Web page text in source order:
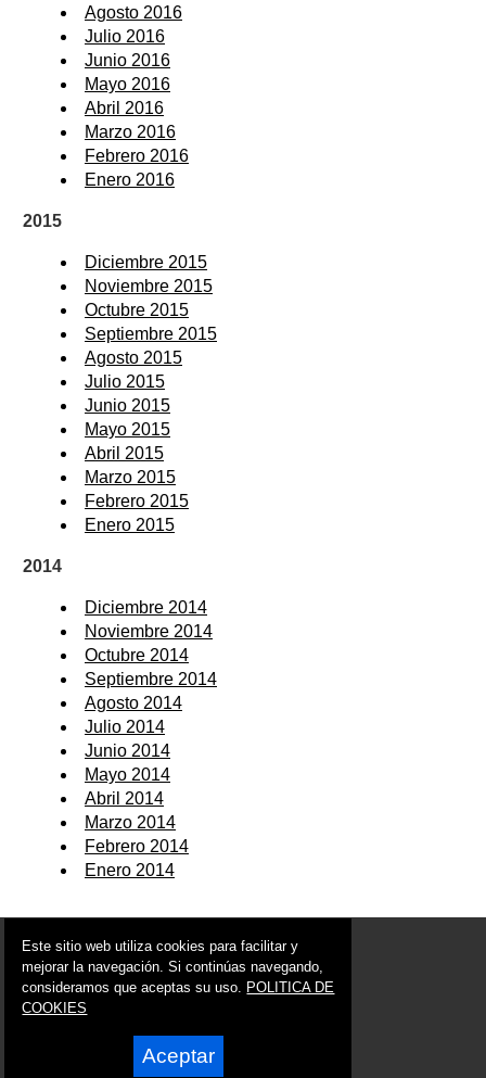
Agosto 2016
Julio 2016
Junio 2016
Mayo 2016
Abril 2016
Marzo 2016
Febrero 2016
Enero 2016
2015
Diciembre 2015
Noviembre 2015
Octubre 2015
Septiembre 2015
Agosto 2015
Julio 2015
Junio 2015
Mayo 2015
Abril 2015
Marzo 2015
Febrero 2015
Enero 2015
2014
Diciembre 2014
Noviembre 2014
Octubre 2014
Septiembre 2014
Agosto 2014
Julio 2014
Junio 2014
Mayo 2014
Abril 2014
Marzo 2014
Febrero 2014
Enero 2014
© 2006 - 2026 Portal de Ulea Noticias
info@portaldeulea.es
Síguenos en:
Este sitio web utiliza cookies para facilitar y
mejorar la navegación. Si continúas navegando,
consideramos que aceptas su uso. POLITICA DE
COOKIES
Aceptar